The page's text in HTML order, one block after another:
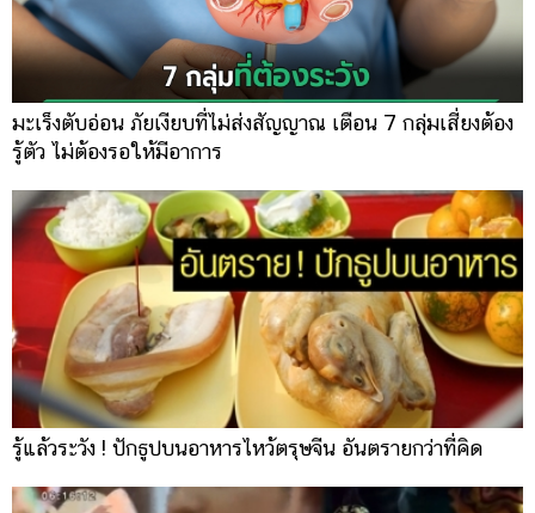
มะเร็งตับอ่อน ภัยเงียบที่ไม่ส่งสัญญาณ เตือน 7 กลุ่มเสี่ยงต้อง
รู้ตัว ไม่ต้องรอให้มีอาการ
รู้แล้วระวัง ! ปักธูปบนอาหารไหว้ตรุษจีน อันตรายกว่าที่คิด